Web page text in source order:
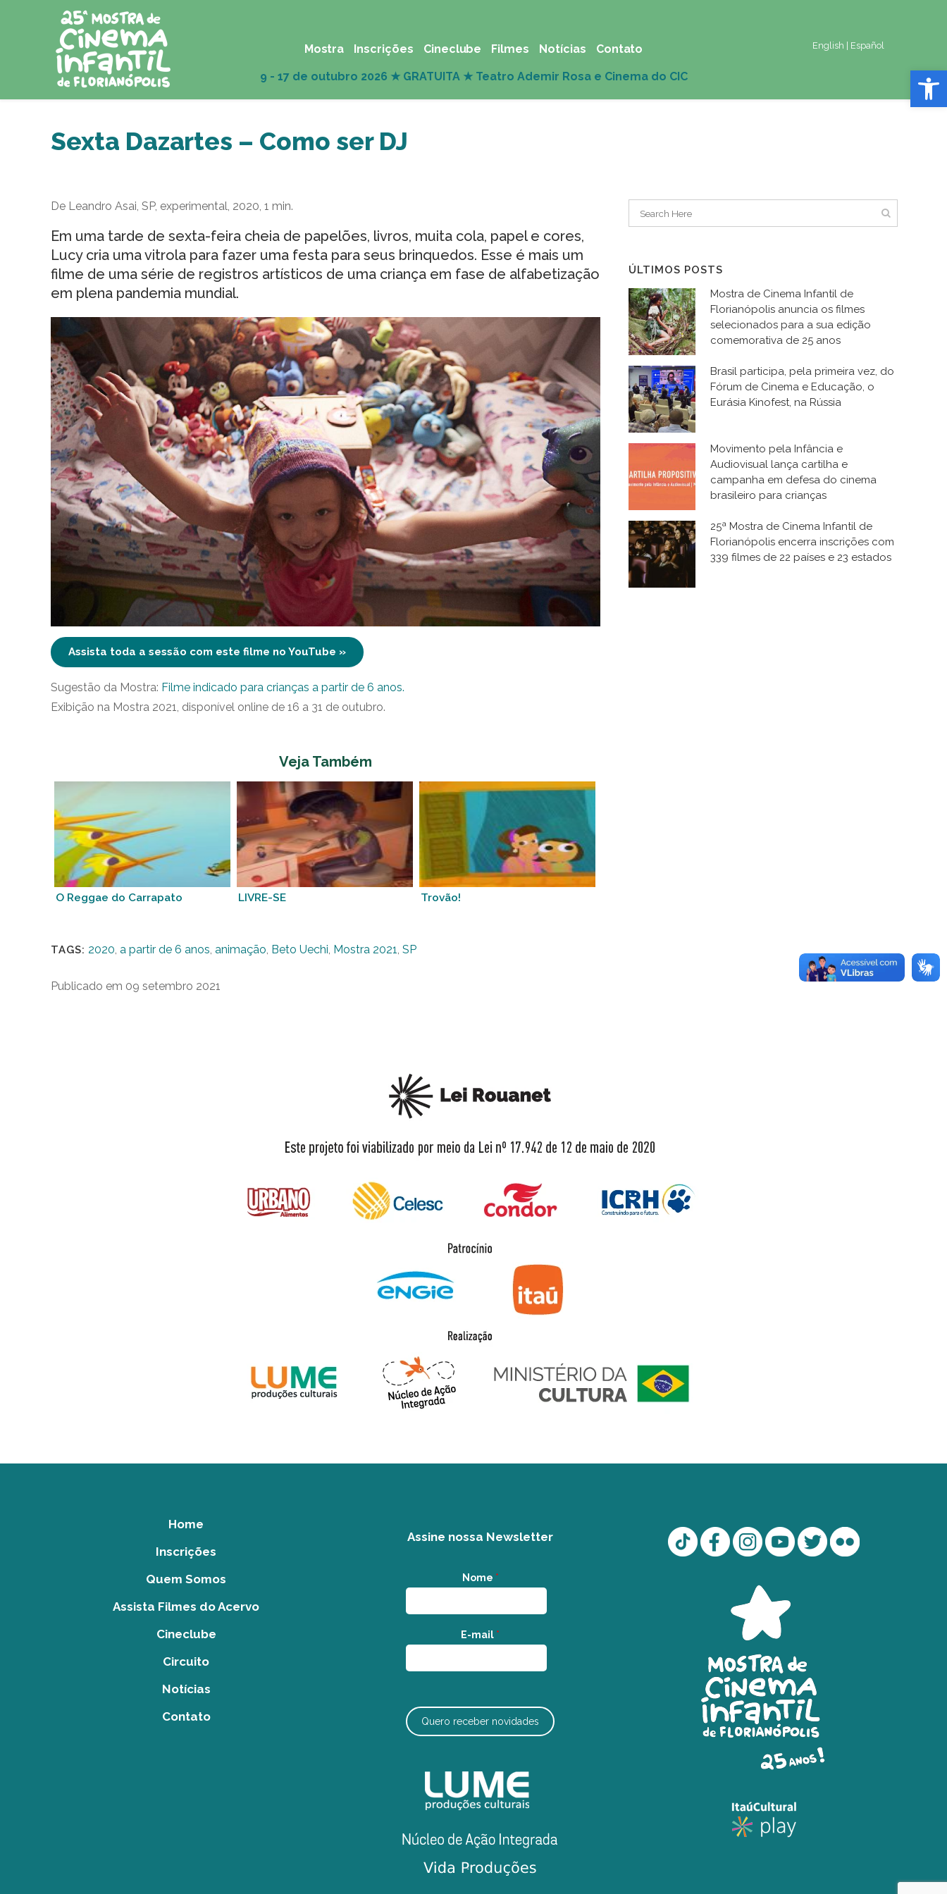
Abrir
English Español
Mostra Inscrições Cineclube Filmes Notícias Contato
Sexta Dazartes – Como ser DJ
De Leandro Asai, SP, experimental, 2020, 1 min.
Em uma tarde de sexta-feira cheia de papelões, livros, muita cola, papel e cores,
Lucy cria uma vitrola para fazer uma festa para seus brinquedos. Esse é mais um
filme de uma série de registros artísticos de uma criança em fase de alfabetização
em plena pandemia mundial.
Assista toda a sessão com este filme no YouTube »
Sugestão da Mostra: Filme indicado para crianças a partir de 6 anos.
Exibição na Mostra 2021, disponível online de 16 a 31 de outubro.
Veja Também
O Reggae do Carrapato LIVRE-SE Trovão!
TAGS: 2020 a partir de 6 anos animação Beto Uechi Mostra 2021 SP
Publicado em 09 setembro 2021
ÚLTIMOS POSTS
Mostra de Cinema Infantil de
Florianópolis anuncia os filmes
selecionados para a sua edição
comemorativa de 25 anos
Brasil participa, pela primeira vez, do
Fórum de Cinema e Educação, o
Eurásia Kinofest, na Rússia
Movimento pela Infância e
Audiovisual lança cartilha e
campanha em defesa do cinema
brasileiro para crianças
25ª Mostra de Cinema Infantil de
Florianópolis encerra inscrições com
339 filmes de 22 países e 23 estados
Home
Inscrições
Quem Somos
Assista Filmes do Acervo
Cineclube
Circuito
Notícias
Contato
Assine nossa Newsletter
Nome *
E-mail *
Quero receber novidades